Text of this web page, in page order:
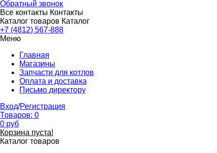
Обратный звонок
Все контакты Контакты
Каталог товаров Каталог
+7 (4812) 567-888
Меню
Главная
Магазины
Запчасти для котлов
Оплата и доставка
Письмо директору
Вход/Регистрация
Товаров: 0
0 руб
Корзина пуста!
Каталог товаров